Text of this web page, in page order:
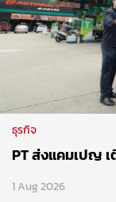
ธุรกิจ
PT ส่งแคมเปญ
1 Aug 2026